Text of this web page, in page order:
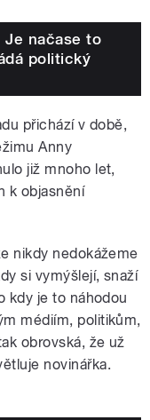
Je načase to
politický
přichází v době,
Anny
již mnoho let,
k objasnění
nikdy nedokážeme
si vymýšlejí, snaží
kdy je to náhodou
médiím, politikům,
obrovská, že už
novinářka.